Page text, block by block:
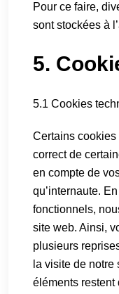
Pour ce faire,
sont stockées à
5.
5.1 Cookies
Certains
correct de
en compte de
qu’internaute.
fonctionnels,
site web. Ainsi,
plusieurs
la visite de
éléments restent